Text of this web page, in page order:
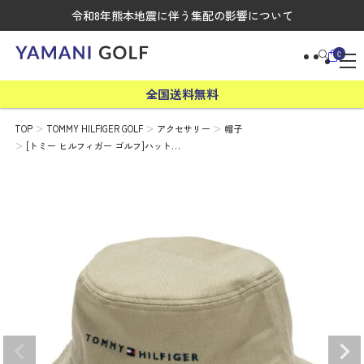
令和8年熊本地震に伴う集配の影響について
0
全国送料無料
TOP TOMMY HILFIGER GOLF アクセサリー
帽子
[トミー ヒルフィガー ゴルフ]ハット…